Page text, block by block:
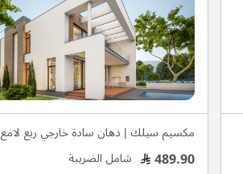
مكسيم سيلك | دهان سادة خارجي ربع لامع
489.90 شامل الضريبة